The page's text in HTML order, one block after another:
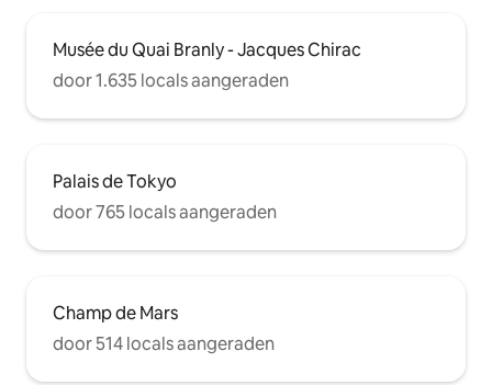
Musée du Quai Branly - Jacques Chirac
door 1.635 locals aangeraden
Palais de Tokyo
door 765 locals aangeraden
Champ de Mars
door 514 locals aangeraden